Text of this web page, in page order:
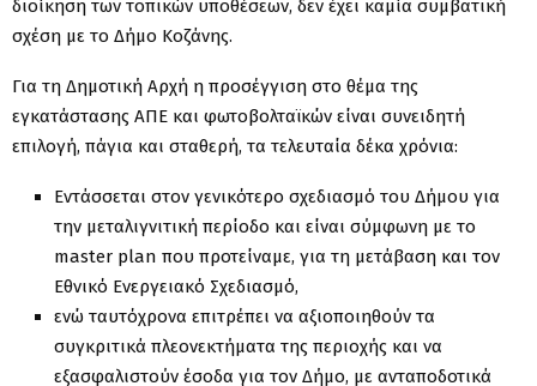
διοίκηση των τοπικών υποθέσεων, δεν έχει καμία συμβατική
σχέση με το Δήμο Κοζάνης.
Για τη Δημοτική Αρχή η προσέγγιση στο θέμα της
εγκατάστασης ΑΠΕ και φωτοβολταϊκών είναι συνειδητή
επιλογή, πάγια και σταθερή, τα τελευταία δέκα χρόνια:
Εντάσσεται στον γενικότερο σχεδιασμό του Δήμου για
την μεταλιγνιτική περίοδο και είναι σύμφωνη με το
master plan που προτείναμε, για τη μετάβαση και τον
Εθνικό Ενεργειακό Σχεδιασμό,
ενώ ταυτόχρονα επιτρέπει να αξιοποιηθούν τα
συγκριτικά πλεονεκτήματα της περιοχής και να
εξασφαλιστούν έσοδα για τον Δήμο, με ανταποδοτικά